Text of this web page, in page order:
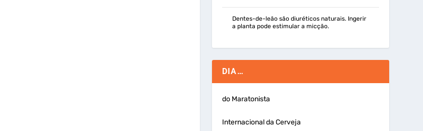
Dentes-de-leão são diuréticos naturais. Ingerir
a planta pode estimular a micção.
DIA…
do Maratonista
Internacional da Cerveja